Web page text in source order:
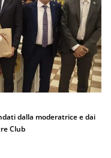
dalla moderatrice e dai
Club